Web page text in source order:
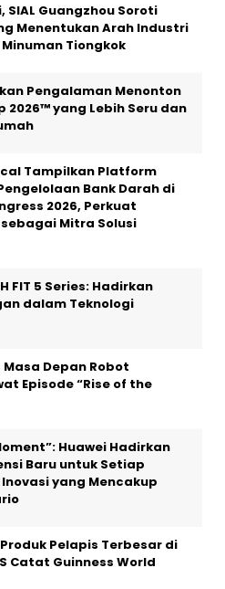
SIAL Guangzhou Soroti
Menentukan Arah Industri
Tiongkok
Pengalaman Menonton
2026™ yang Lebih Seru dan
Tampilkan Platform
Bank Darah di
2026, Perkuat
Mitra Solusi
FIT 5 Series: Hadirkan
dalam Teknologi
Masa Depan Robot
Episode “Rise of the
Huawei Hadirkan
Baru untuk Setiap
yang Mencakup
Pelapis Terbesar di
Catat Guinness World